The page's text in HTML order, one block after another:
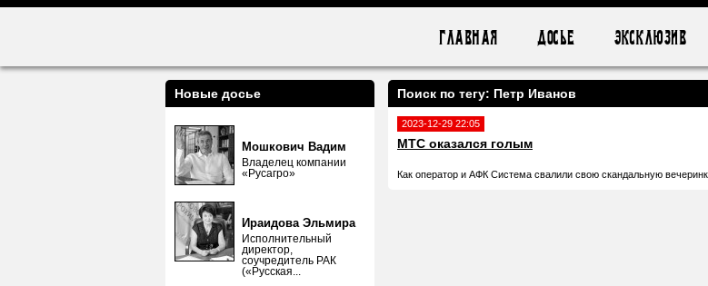
Главная Досье Эксклюзив
Новые досье
Мошкович Вадим
Владелец компании
«Русагро»
Ираидова Эльмира
Исполнительный
директор,
соучредитель РАК
(«Русская...
Поиск по тегу: Петр Иванов
2023-12-29 22:05
МТС оказался голым
Как оператор и АФК Система свалили свою скандальную